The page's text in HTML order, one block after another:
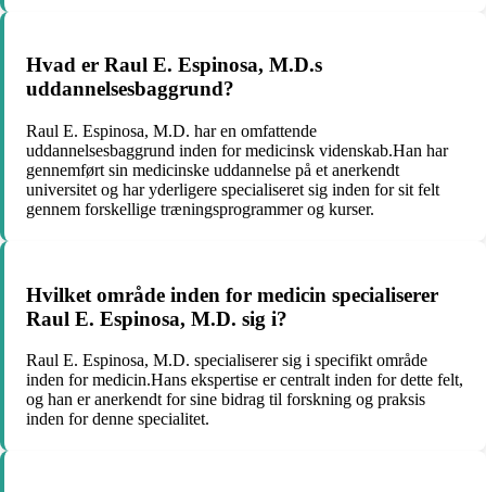
Hvad er Raul E. Espinosa, M.D.s
uddannelsesbaggrund?
Raul E. Espinosa, M.D. har en omfattende
uddannelsesbaggrund inden for medicinsk videnskab.Han har
gennemført sin medicinske uddannelse på et anerkendt
universitet og har yderligere specialiseret sig inden for sit felt
gennem forskellige træningsprogrammer og kurser.
Hvilket område inden for medicin specialiserer
Raul E. Espinosa, M.D. sig i?
Raul E. Espinosa, M.D. specialiserer sig i specifikt område
inden for medicin.Hans ekspertise er centralt inden for dette felt,
og han er anerkendt for sine bidrag til forskning og praksis
inden for denne specialitet.